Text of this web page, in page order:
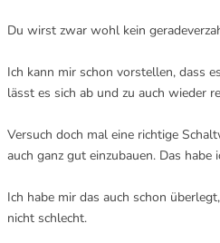
Du wirst zwar wohl kein
Ich kann mir schon vorstellen, dass
lässt es sich ab und zu auch wieder
Versuch doch mal eine richtige
auch ganz gut einzubauen. Das
Ich habe mir das auch schon
nicht schlecht.